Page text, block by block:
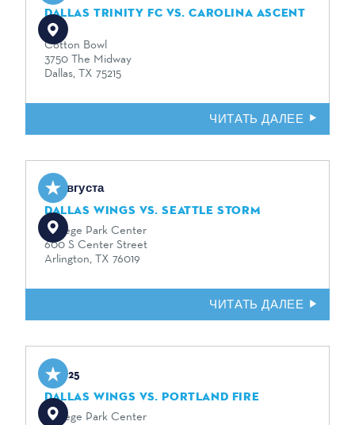
DALLAS TRINITY FC VS. CAROLINA ASCENT
FC
Cotton Bowl
3750 The Midway
Dallas, TX 75215
ЧИТАТЬ ДАЛЕЕ
23 августа
DALLAS WINGS VS. SEATTLE STORM
College Park Center
600 S Center Street
Arlington, TX 76019
ЧИТАТЬ ДАЛЕЕ
Aug 25
DALLAS WINGS VS. PORTLAND FIRE
College Park Center